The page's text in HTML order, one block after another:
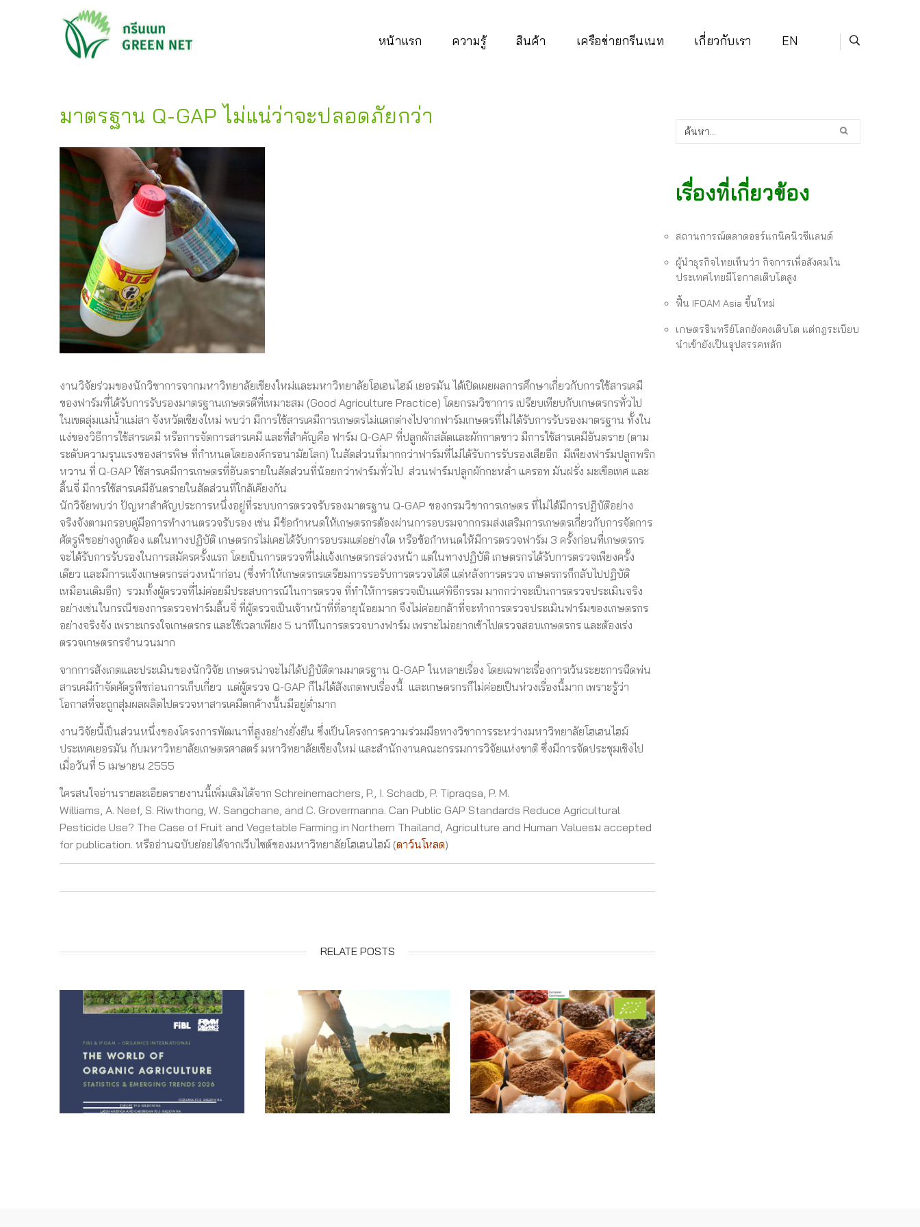
หน้าแรก ความรู้ สินค้า เครือข่ายกรีนเนท เกี่ยวกับเรา EN
มาตรฐาน Q-GAP ไม่แน่ว่าจะปลอดภัยกว่า
งานวิจัยร่วมของนักวิชาการจากมหาวิทยาลัยเชียงใหม่และมหาวิทยาลัยโฮเฮนไฮม์ เยอรมัน ได้เปิดเผยผลการศึกษาเกี่ยวกับการใช้สารเคมี
ของฟาร์มที่ได้รับการรับรองมาตรฐานเกษตรดีที่เหมาะสม (Good Agriculture Practice) โดยกรมวิชาการ เปรียบเทียบกับเกษตรกรทั่วไป
ในเขตลุ่มแม่น้ำแม่สา จังหวัดเชียงใหม่ พบว่า มีการใช้สารเคมีการเกษตรไม่แตกต่างไปจากฟาร์มเกษตรที่ไม่ได้รับการรับรองมาตรฐาน ทั้งใน
แง่ของวิธีการใช้สารเคมี หรือการจัดการสารเคมี และที่สำคัญคือ ฟาร์ม Q-GAP ที่ปลูกผักสลัดและผักกาดขาว มีการใช้สารเคมีอันตราย (ตาม
ระดับความรุนแรงของสารพิษ ที่กำหนดโดยองค์กรอนามัยโลก) ในสัดส่วนที่มากกว่าฟาร์มที่ไม่ได้รับการรับรองเสียอีก มีเพียงฟาร์มปลูกพริก
หวาน ที่ Q-GAP ใช้สารเคมีการเกษตรที่อันตรายในสัดส่วนที่น้อยกว่าฟาร์มทั่วไป ส่วนฟาร์มปลูกผักกะหล่ำ แครอท มันฝรั่ง มะเขือเทศ และ
ลิ้นจี่ มีการใช้สารเคมีอันตรายในสัดส่วนที่ใกล้เคียงกัน
นักวิจัยพบว่า ปัญหาสำคัญประการหนึ่งอยู่ที่ระบบการตรวจรับรองมาตรฐาน Q-GAP ของกรมวิชาการเกษตร ที่ไม่ได้มีการปฏิบัติอย่าง
จริงจังตามกรอบคู่มือการทำงานตรวจรับรอง เช่น มีข้อกำหนดให้เกษตรกรต้องผ่านการอบรมจากกรมส่งเสริมการเกษตรเกี่ยวกับการจัดการ
ศัตรูพืชอย่างถูกต้อง แต่ในทางปฏิบัติ เกษตรกรไม่เคยได้รับการอบรมแต่อย่างใด หรือข้อกำหนดให้มีการตรวจฟาร์ม 3 ครั้งก่อนที่เกษตรกร
จะได้รับการรับรองในการสมัครครั้งแรก โดยเป็นการตรวจที่ไม่แจ้งเกษตรกรล่วงหน้า แต่ในทางปฏิบัติ เกษตรกรได้รับการตรวจเพียงครั้ง
เดียว และมีการแจ้งเกษตรกรล่วงหน้าก่อน (ซึ่งทำให้เกษตรกรเตรียมการรอรับการตรวจได้ดี แต่หลังการตรวจ เกษตรกรก็กลับไปปฏิบัติ
เหมือนเดิมอีก) รวมทั้งผู้ตรวจที่ไม่ค่อยมีประสบการณ์ในการตรวจ ที่ทำให้การตรวจเป็นแค่พิธีกรรม มากกว่าจะเป็นการตรวจประเมินจริง
อย่างเช่นในกรณีของการตรวจฟาร์มลิ้นจี่ ที่ผู้ตรวจเป็นเจ้าหน้าที่ที่อายุน้อยมาก จึงไม่ค่อยกล้าที่จะทำการตรวจประเมินฟาร์มของเกษตรกร
อย่างจริงจัง เพราะเกรงใจเกษตรกร และใช้เวลาเพียง 5 นาทีในการตรวจบางฟาร์ม เพราะไม่อยากเข้าไปตรวจสอบเกษตรกร และต้องเร่ง
ตรวจเกษตรกรจำนวนมาก
จากการสังเกตและประเมินของนักวิจัย เกษตรน่าจะไม่ได้ปฏิบัติตามมาตรฐาน Q-GAP ในหลายเรื่อง โดยเฉพาะเรื่องการเว้นระยะการฉีดพ่น
สารเคมีกำจัดศัตรูพืชก่อนการเก็บเกี่ยว แต่ผู้ตรวจ Q-GAP ก็ไม่ได้สังเกตพบเรื่องนี้ และเกษตรกรก็ไม่ค่อยเป็นห่วงเรื่องนี้มาก เพราะรู้ว่า
โอกาสที่จะถูกสุ่มผลผลิตไปตรวจหาสารเคมีตกค้างนั้นมีอยู่ต่ำมาก
งานวิจัยนี้เป็นส่วนหนึ่งของโครงการพัฒนาที่สูงอย่างยั่งยืน ซึ่งเป็นโครงการความร่วมมือทางวิชาการระหว่างมหาวิทยาลัยโฮเฮนไฮม์
ประเทศเยอรมัน กับมหาวิทยาลัยเกษตรศาสตร์ มหาวิทยาลัยเชียงใหม่ และสำนักงานคณะกรรมการวิจัยแห่งชาติ ซึ่งมีการจัดประชุมเชิงไป
เมื่อวันที่ 5 เมษายน 2555
ใครสนใจอ่านรายละเอียดรายงานนี้เพิ่มเติมได้จาก Schreinemachers, P., I. Schadb, P. Tipraqsa, P. M.
Williams, A. Neef, S. Riwthong, W. Sangchane, and C. Grovermanna. Can Public GAP Standards Reduce Agricultural
Pesticide Use? The Case of Fruit and Vegetable Farming in Northern Thailand, Agriculture and Human Valuesม accepted
for publication. หรืออ่านฉบับย่อยได้จากเว็บไซต์ของมหาวิทยาลัยโฮเฮนไฮม์ (ดาว์นโหลด)
RELATE POSTS
เรื่องที่เกี่ยวข้อง
สถานการณ์ตลาดออร์แกนิคนิวซีแลนด์
ผู้นำธุรกิจไทยเห็นว่า กิจการเพื่อสังคมใน
ประเทศไทยมีโอกาสเติบโตสูง
ฟื้น IFOAM Asia ขึ้นใหม่
เกษตรอินทรีย์โลกยังคงเติบโต แต่กฎระเบียบ
นำเข้ายังเป็นอุปสรรคหลัก